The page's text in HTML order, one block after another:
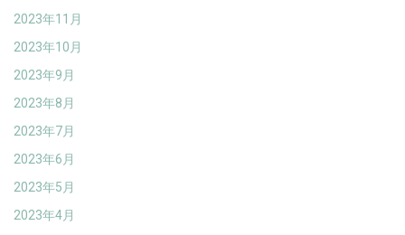
2023年11月
2023年10月
2023年9月
2023年8月
2023年7月
2023年6月
2023年5月
2023年4月